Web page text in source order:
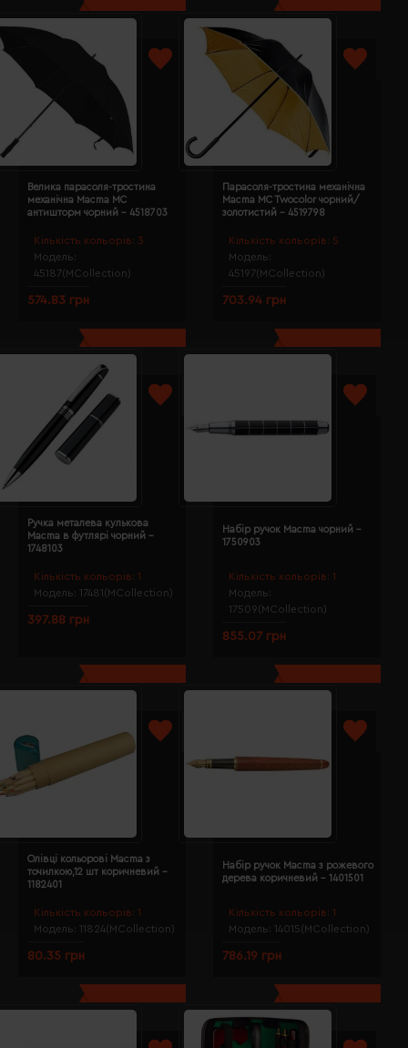
Кількість кольорів: 3
Модель:
45187(MCollection)
Велика парасоля-тростина
механічна Macma MC
антишторм чорний - 4518703
574.83 грн
Кількість кольорів: 5
Модель:
45197(MCollection)
Парасоля-тростина механічна
Macma MC Twocolor чорний/
золотистий - 4519798
703.94 грн
Кількість кольорів: 1
Модель: 17481(MCollection)
Ручка металева кулькова
Macma в футлярі чорний -
1748103
397.88 грн
Кількість кольорів: 1
Модель:
17509(MCollection)
Набір ручок Macma чорний -
1750903
855.07 грн
Кількість кольорів: 1
Модель: 11824(MCollection)
Олівці кольорові Macma з
точилкою,12 шт коричневий -
1182401
80.35 грн
Кількість кольорів: 1
Модель: 14015(MCollection)
Набір ручок Macma з рожевого
дерева коричневий - 1401501
786.19 грн